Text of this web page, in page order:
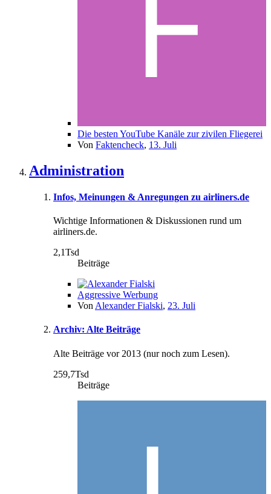
Die besten YouTube Kanäle zur zivilen Fliegerei
Von Faktencheck, 13. Juli
Administration
Infos, Meinungen & Anregungen zu airliners.de
Wichtige Informationen & Diskussionen rund um
airliners.de.
2,1Tsd
Beiträge
Aggressive Werbung
Von Alexander Fialski, 23. Juli
Archiv: Alte Beiträge
Alte Beiträge vor 2013 (nur noch zum Lesen).
259,7Tsd
Beiträge